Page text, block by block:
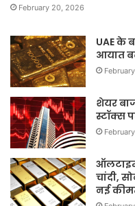
February 20, 2026
UAE के
आयात
शेयर
स्टॉक्स
चांदी,
नई